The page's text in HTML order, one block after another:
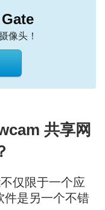
像头！
共享网
仅限于一个应
件是另一个不错